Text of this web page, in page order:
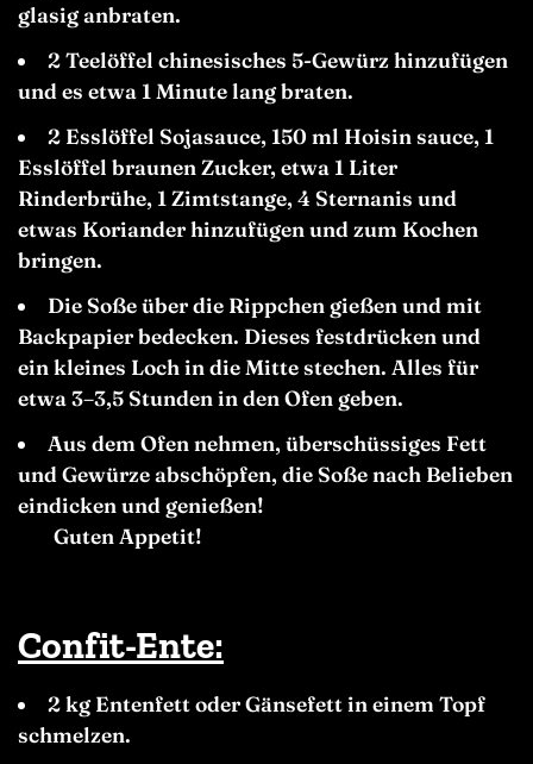
glasig anbraten.
2 Teelöffel chinesisches 5-Gewürz hinzufügen
und es etwa 1 Minute langbraten.
2 Esslöffel Sojasauce, 150 ml Hoisin sauce, 1
Esslöffel braunen Zucker, etwa 1 Liter
Rinderbrühe, 1 Zimtstange, 4 Sternanis und
etwas Koriander hinzufügen und zum Kochen
bringen.
Die Soße über die Rippchen gießen und mit
Backpapier bedecken. Dieses festdrücken und
ein kleines Loch in die Mitte stechen. Alles für
etwa 3–3,5 Stunden in den Ofen geben.
Aus dem Ofen nehmen, überschüssiges Fett
und Gewürze abschöpfen, die Soße nach Belieben
eindicken und genießen!
Guten Appetit!
Confit-Ente:
2 kg Entenfett oder Gänsefett in einem Topf
schmelzen.